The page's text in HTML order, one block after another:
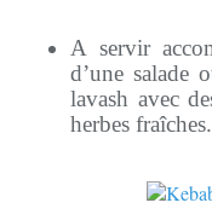
A servir
d’une salade
lavash avec
herbes fraîches.